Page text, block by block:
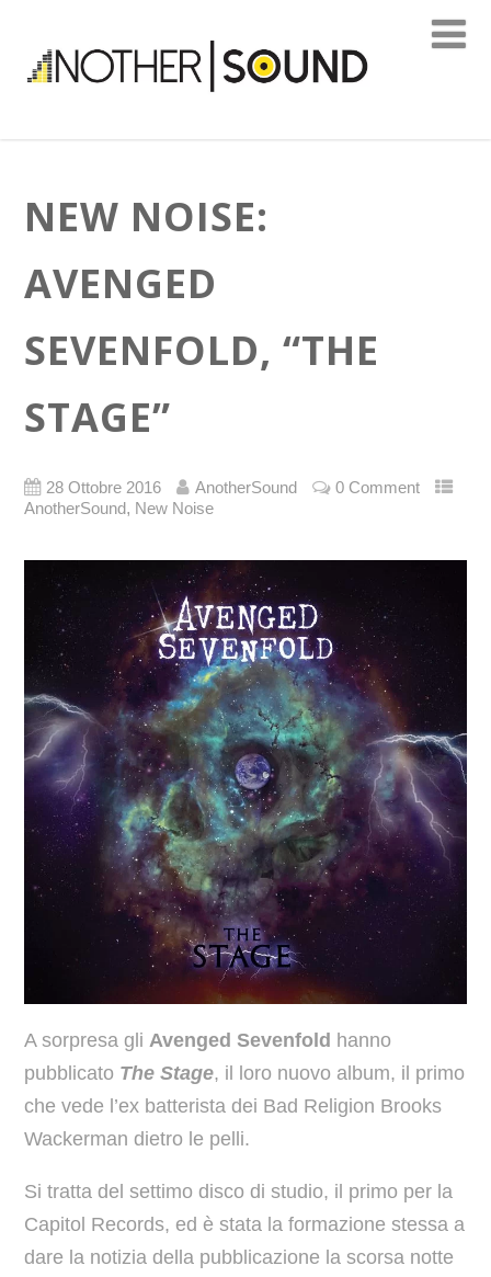
NEW NOISE:
AVENGED
SEVENFOLD, “THE
STAGE”
28 Ottobre 2016 AnotherSound
0 Comment
AnotherSound, New Noise
A sorpresa gli Avenged Sevenfold hanno
pubblicato The Stage, il loro nuovo album, il primo
che vede l’ex batterista dei Bad Religion Brooks
Wackerman dietro le pelli.
Si tratta del settimo disco di studio, il primo per la
Capitol Records, ed è stata la formazione stessa a
dare la notizia della pubblicazione la scorsa notte